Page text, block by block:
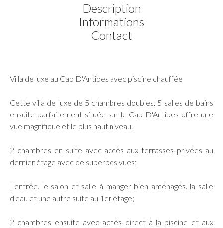
Description
Informations
Contact
Villa de luxe au Cap D'Antibes avec piscine chauffée
Cette villa de luxe de 5 chambres doubles. 5 salles de bains
ensuite parfaitement située sur le Cap D'Antibes offre une
vue magnifique et le plus haut niveau.
2 chambres en suite avec accès aux terrasses privées au
dernier étage avec de superbes vues;
L'entrée. le salon et salle à manger bien aménagés. la salle
d'eau et une autre suite au 1er étage;
2 chambres ensuite avec accès direct à la piscine et aux